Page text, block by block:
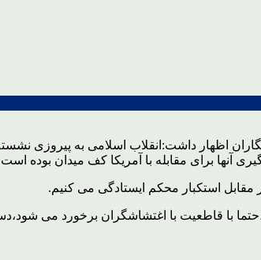
آنها برای مقابله با آمریکا کف میدان بوده
با قاطعیت با اغتشاشگران برخورد می